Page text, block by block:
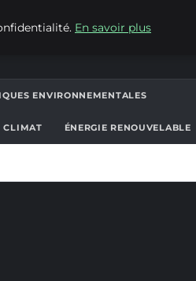
ENVIRONNEMENTALES
CLIMAT ÉNERGIE RENOUVELABLE
En savoir plus